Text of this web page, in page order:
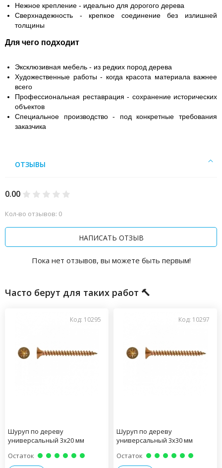
Нежное крепление - идеально для дорогого дерева
Сверхнадежность - крепкое соединение без излишней
толщины
Для чего подходит
Эксклюзивная мебель - из редких пород дерева
Художественные работы - когда красота материала важнее
всего
Профессиональная реставрация - сохранение исторических
объектов
Специальное производство - под конкретные требования
заказчика
ОТЗЫВЫ
0.00
Кол-во отзывов: 0
НАПИСАТЬ ОТЗЫВ
Пока нет отзывов, вы можете быть первым!
Часто берут для таких работ 🔨
Код: 10295
Шуруп по дереву
универсальный 3х20 мм
Остаток
Код: 10297
Шуруп по дереву
универсальный 3х30 мм
Остаток